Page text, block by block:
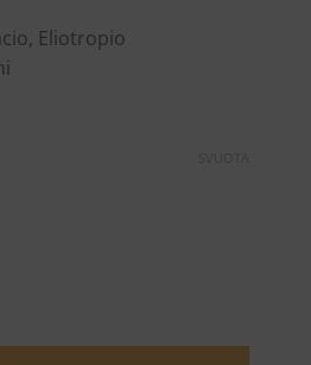
Eliotropio